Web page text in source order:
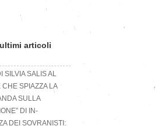
articoli
SILVIA SALIS AL
SPIAZZA LA
SULLA
DI IN-
DEI SOVRANISTI: